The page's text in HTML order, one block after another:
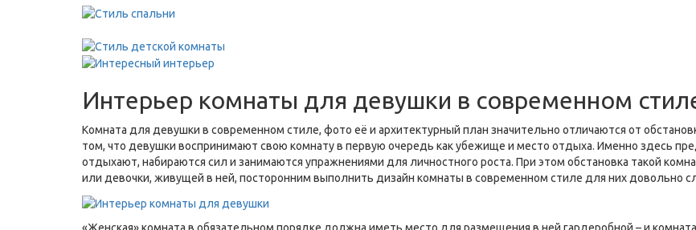
Интерьер комнаты для девушки в современном
Комната для девушки в современном стиле, фото её и архитектурный план значительно отличаются от
том, что девушки воспринимают свою комнату в первую очередь как убежище и место отдыха. Именно здесь
отдыхают, набираются сил и занимаются упражнениями для личностного роста. При этом обстановка такой
или девочки, живущей в ней, посторонним выполнить дизайн комнаты в современном стиле для них довольно
«Женская» комната в обязательном порядке должна иметь место для размещения в ней гардеробной – и